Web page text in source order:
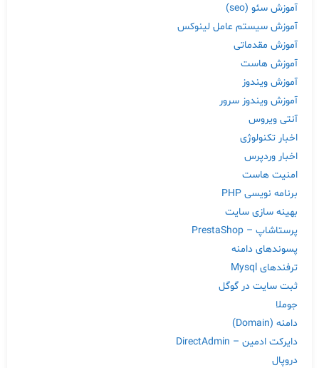
آموزش سئو (seo)
آموزش سیستم عامل لینوکس
آموزش مقدماتی
آموزش هاست
آموزش ویندوز
آموزش ویندوز سرور
آنتی ویروس
اخبار تکنولوژی
اخبار وردپرس
امنیت هاست
برنامه نویسی PHP
بهینه سازی سایت
پرستاشاپ – PrestaShop
پسوندهای دامنه
ترفندهای Mysql
ثبت سایت در گوگل
جوملا
دامنه (Domain)
دایرکت ادمین – DirectAdmin
دروپال